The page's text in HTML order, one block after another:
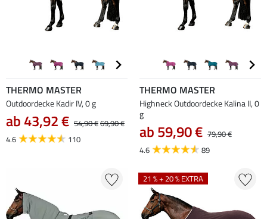
THERMO MASTER
Outdoordecke Kadir IV, 0 g
ab 43,92 € 54,90 €69,90 €
4.6
110
THERMO MASTER
Highneck Outdoordecke Kalina II, 0
g
ab 59,90 € 79,90 €
4.6
89
21 % + 20 % EXTRA